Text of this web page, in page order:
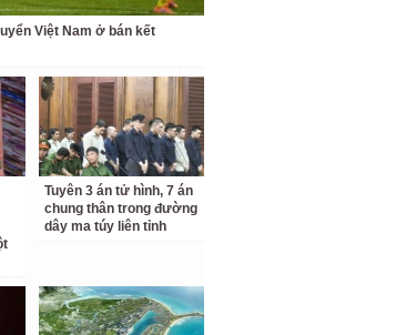
Việt Nam ở bán kết
Tuyên 3 án tử hình, 7 án
chung thân trong đường
dây ma túy liên tỉnh